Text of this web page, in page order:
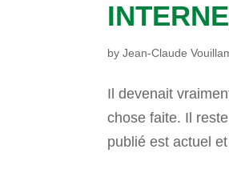
byJean-Claude
Il devenait
chose faite. Il
publié est actuel